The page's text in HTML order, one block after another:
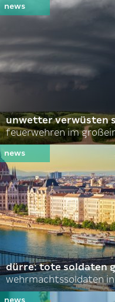
unwetter verwüsten
feuerwehren im
dürre: tote soldaten
wehrmachtssoldaten